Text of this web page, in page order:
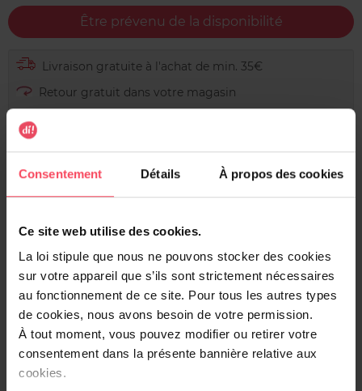
Consentement Détails À propos des cookies
Ce site web utilise des cookies.
La loi stipule que nous ne pouvons stocker des cookies
sur votre appareil que s’ils sont strictement nécessaires
au fonctionnement de ce site. Pour tous les autres types
de cookies, nous avons besoin de votre permission.
À tout moment, vous pouvez modifier ou retirer votre
consentement dans la présente bannière relative aux
cookies.
Être prévenu de la disponibilité
Livraison gratuite à l'achat de min. 35€
Retour gratuit dans votre magasin
Expédition sous 24h
protéines et elle contribue à l'augmentation de la masse
musculaire. Grâce à son mélange de concentré d'isolat et
d'hydrolysat de whey protein, elle fournit tous les acides
aminés essentiels. La Delicious Whey Protein Powder est
onctueuse et disponible dans de nombreux arômes.
Conseils d'utilisation